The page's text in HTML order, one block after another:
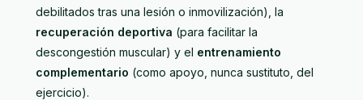
debilitados tras una lesión o inmovilización), la
recuperación deportiva (para facilitar la
descongestión muscular) y el entrenamiento
complementario (como apoyo, nunca sustituto, del
ejercicio).